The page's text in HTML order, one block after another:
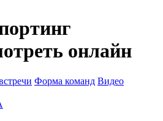
онлайн
Форма команд Видео